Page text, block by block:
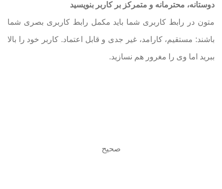
دوستانه، محترمانه و متمرکز بر کاربر بنویسید
متون در رابط کاربری شما باید مکمل رابط کاربری بصری شما
باشند: مستقیم، کارامد، غیر جدی و قابل اعتماد. کاربر خود را بالا
ببرید اما وی را مغرور هم نسازید.
صحیح